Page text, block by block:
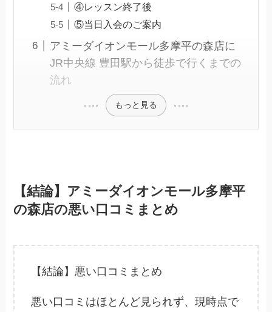
④レッスン終了後
⑤当日入会のご案内
アミーダイオンモール多摩平の森店に
JR中央線 豊田駅から徒歩で行くまでの
流れ
もっと見る
【結論】アミーダイオンモール多摩平
の森店の悪い口コミまとめ
【結論】悪い口コミまとめ
悪い口コミはほとんど見られず、現時点で